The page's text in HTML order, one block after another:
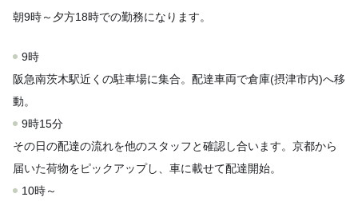
朝9時～夕方18時での勤務になります。
9時
阪急南茨木駅近くの駐車場に集合。配達車両で倉庫(摂津市内)へ移
動。
9時15分
その日の配達の流れを他のスタッフと確認し合います。京都から
届いた荷物をピックアップし、車に載せて配達開始。
10時～